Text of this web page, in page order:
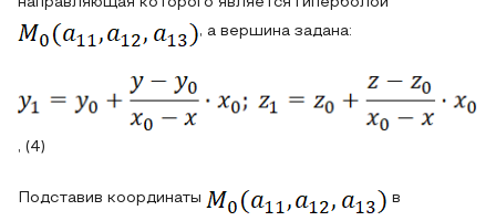
, а вершина задана:
, (4)
Подставив координаты в